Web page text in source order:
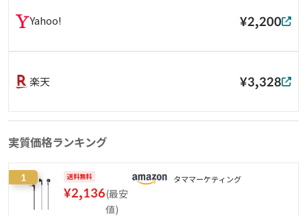
Yahoo! ¥2,200
楽天 ¥3,328
実質価格ランキング
1 送料無料
¥2,136(最安
値)
タママーケティング